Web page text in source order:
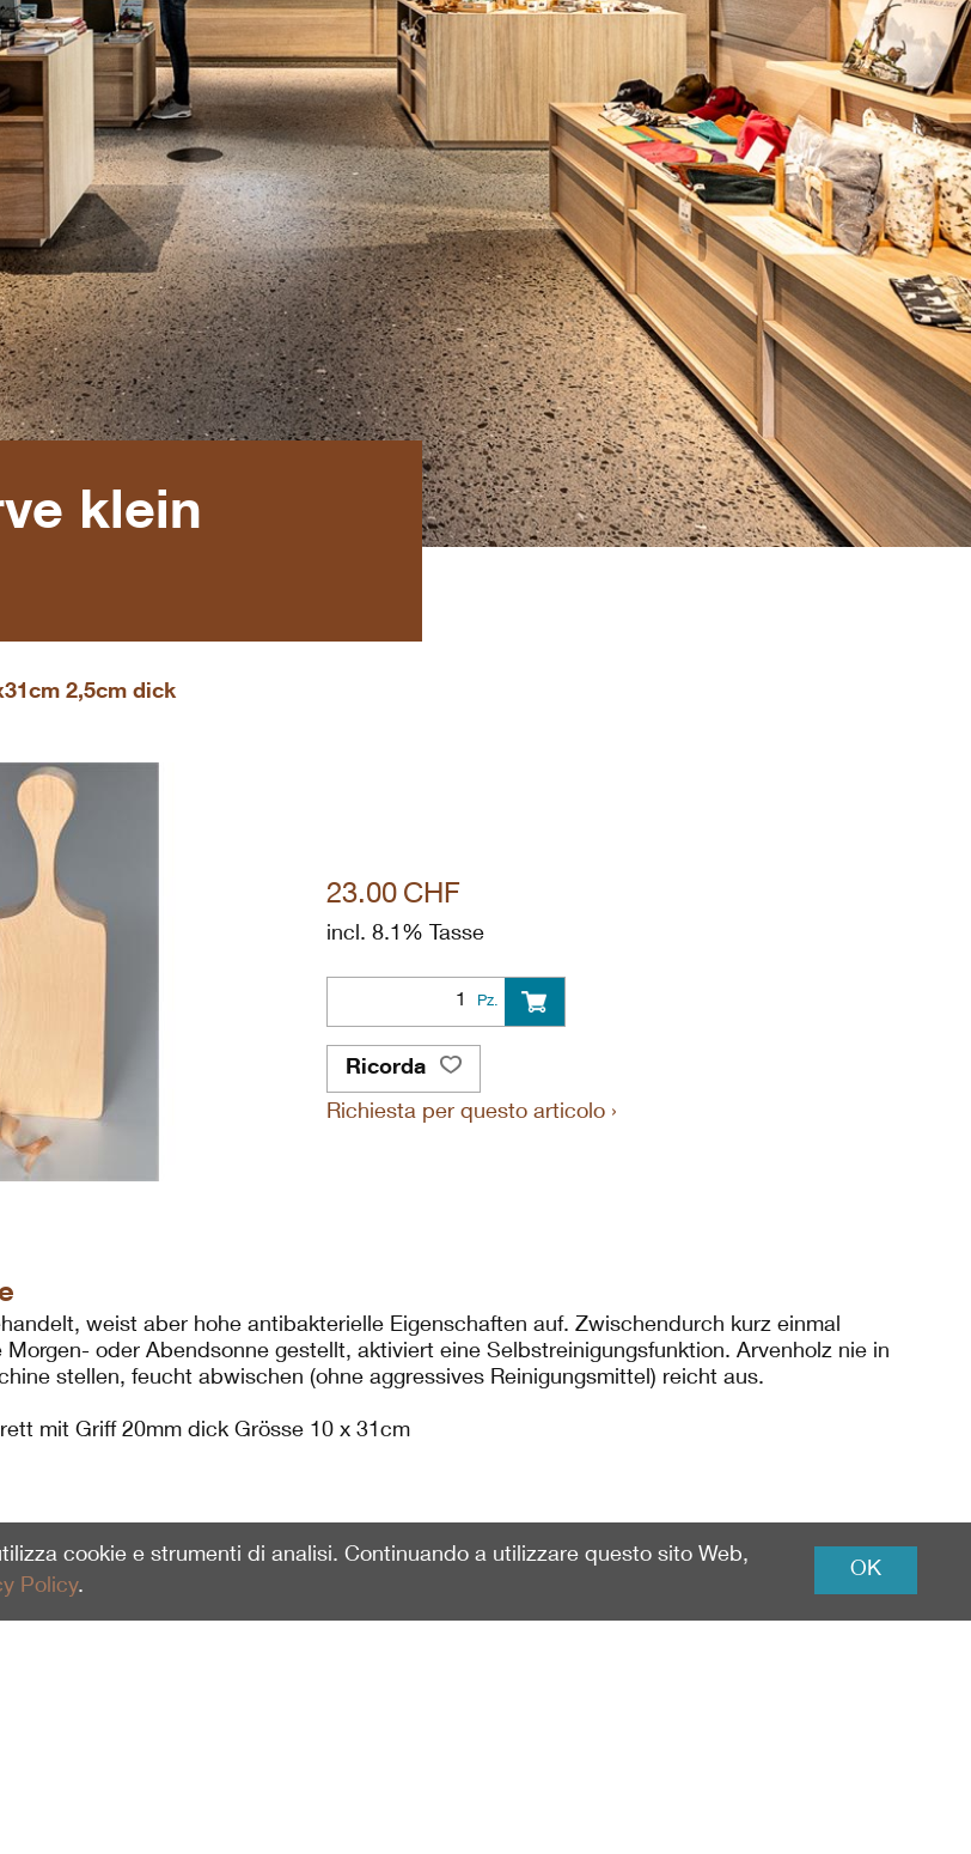
2,5cm dick
klein
23.00 CHF
incl. 8.1% Tasse
Pz.
Ricorda
Richiesta per questo articolo ›
weist aber hohe antibakterielle Eigenschaften auf. Zwischendurch kurz einmal
Morgen- oder Abendsonne gestellt, aktiviert eine Selbstreinigungsfunktion. Arvenholz nie in
stellen, feucht abwischen (ohne aggressives Reinigungsmittel) reicht aus.
mit Griff 20mm dick Grösse 10 x 31cm
OK
cookie e strumenti di analisi. Continuando a utilizzare questo sito Web,
Policy.